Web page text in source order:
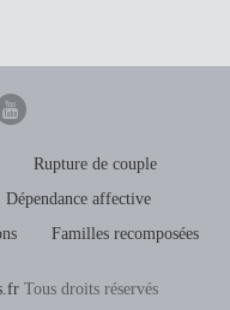
Rupture de couple
Dépendance affective
Familles recomposées
Tous droits réservés